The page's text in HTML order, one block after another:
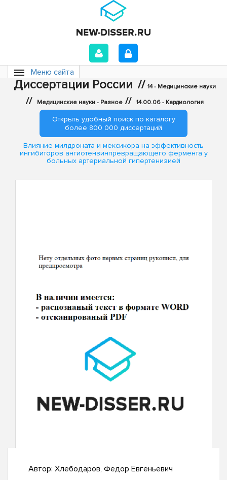
Меню сайта
Диссертации России // 14 - Медицинские науки
// Медицинские науки - Разное // 14.00.06 - Кардиология
Открыть удобный поиск по каталогу
более 800 000 диссертаций
Влияние милдроната и мексикора на эффективность
ингибиторов ангиотензинпревращающего фермента у
больных артериальной гипертенизией
Автор: Хлебодаров, Федор Евгеньевич